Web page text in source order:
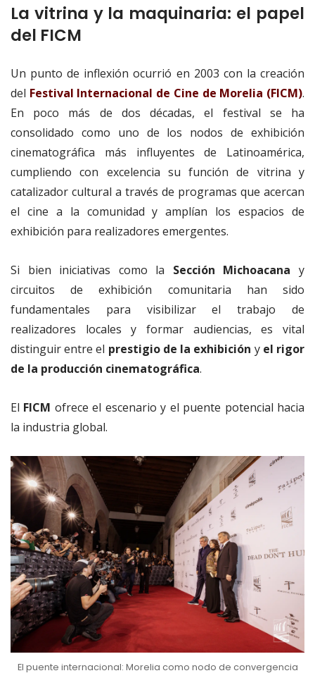
La vitrina y la maquinaria: el papel
del FICM
Un punto de inflexión ocurrió en 2003 con la creación
del Festival Internacional de Cine de Morelia (FICM).
En poco más de dos décadas, el festival se ha
consolidado como uno de los nodos de exhibición
cinematográfica más influyentes de Latinoamérica,
cumpliendo con excelencia su función de vitrina y
catalizador cultural a través de programas que acercan
el cine a la comunidad y amplían los espacios de
exhibición para realizadores emergentes.
Si bien iniciativas como la Sección Michoacana y
circuitos de exhibición comunitaria han sido
fundamentales para visibilizar el trabajo de
realizadores locales y formar audiencias, es vital
distinguir entre el prestigio de la exhibición y el rigor
de la producción cinematográfica.
El FICM ofrece el escenario y el puente potencial hacia
la industria global.
El puente internacional: Morelia como nodo de convergencia